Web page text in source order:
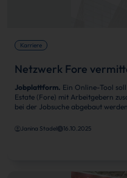
Karriere
Netzwerk Fore
Jobplattform. Ein Online-Tool
Estate (Fore) mit Arbeitgebern
bei der Jobsuche abgebaut
Janina Stadel 16.10.2025